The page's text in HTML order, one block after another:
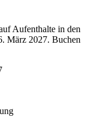
Aufenthalte in den
März 2027. Buchen